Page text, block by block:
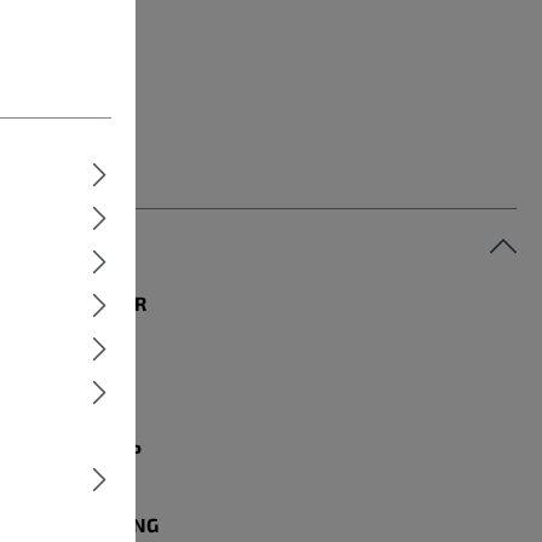
MODELLJAHR
RADGRÖSSE
RAHMENTYP
Diamant
BELEUCHTUNG